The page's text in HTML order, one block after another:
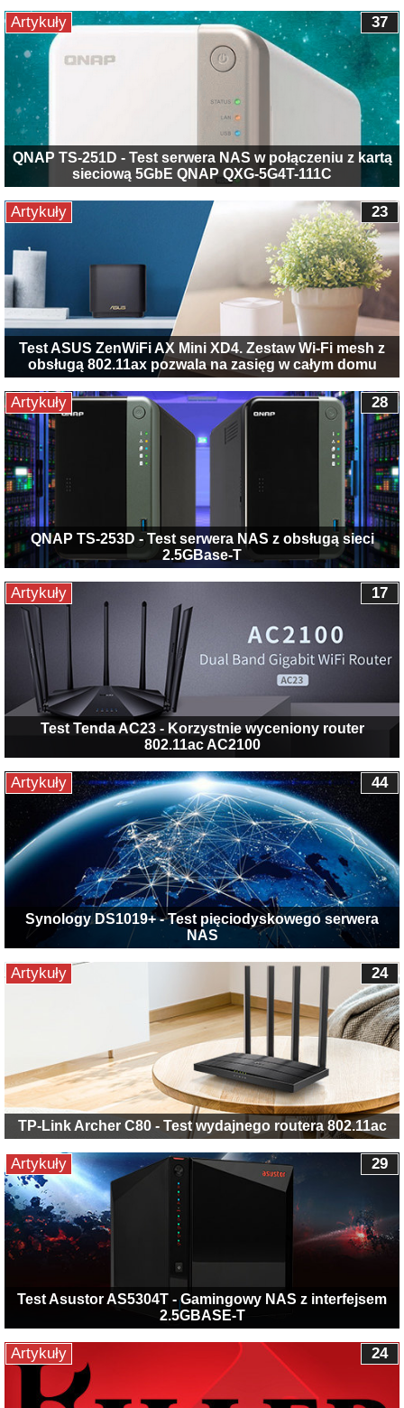
QNAP TS-251D - Test serwera NAS w połączeniu z kartą
sieciową 5GbE QNAP QXG-5G4T-111C
37
Artykuły
Test ASUS ZenWiFi AX Mini XD4. Zestaw Wi-Fi mesh z
obsługą 802.11ax pozwala na zasięg w całym domu
23
Artykuły
QNAP TS-253D - Test serwera NAS z obsługą sieci
2.5GBase-T
28
Artykuły
Test Tenda AC23 - Korzystnie wyceniony router
802.11ac AC2100
17
Artykuły
Synology DS1019+ - Test pięciodyskowego serwera
NAS
44
Artykuły
TP-Link Archer C80 - Test wydajnego routera 802.11ac
24
Artykuły
Test Asustor AS5304T - Gamingowy NAS z interfejsem
2.5GBASE-T
29
Artykuły
24
Artykuły